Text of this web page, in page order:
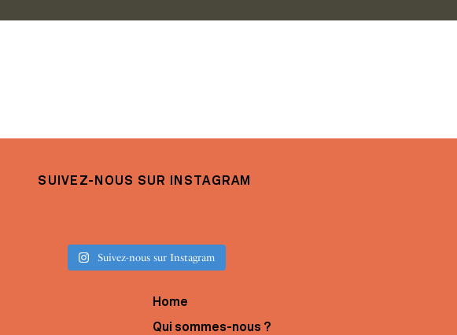
SUIVEZ-NOUS SUR INSTAGRAM
Suivez-nous sur Instagram
Home
Qui sommes-nous ?